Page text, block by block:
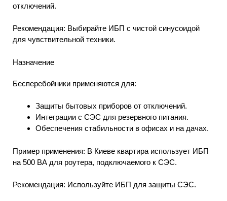
отключений.
Рекомендация: Выбирайте ИБП с чистой синусоидой
для чувствительной техники.
Назначение
Бесперебойники применяются для:
Защиты бытовых приборов от отключений.
Интеграции с СЭС для резервного питания.
Обеспечения стабильности в офисах и на дачах.
Пример применения: В Киеве квартира использует ИБП
на 500 ВА для роутера, подключаемого к СЭС.
Рекомендация: Используйте ИБП для защиты СЭС.